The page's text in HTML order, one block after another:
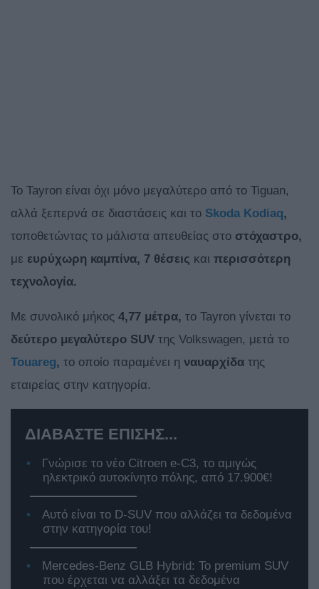
To Tayron είναι όχι μόνο μεγαλύτερο από το Tiguan,
αλλά ξεπερνά σε διαστάσεις και το Skoda Kodiaq,
τοποθετώντας το μάλιστα απευθείας στο στόχαστρο,
με ευρύχωρη καμπίνα, 7 θέσεις και περισσότερη
τεχνολογία.
Με συνολικό μήκος 4,77 μέτρα, το Tayron γίνεται το
δεύτερο μεγαλύτερο SUV της Volkswagen, μετά το
Touareg, το οποίο παραμένει η ναυαρχίδα της
εταιρείας στην κατηγορία.
ΔΙΑΒΑΣΤΕ ΕΠΙΣΗΣ...
Γνώρισε το νέο Citroen e-C3, το αμιγώς
ηλεκτρικό αυτοκίνητο πόλης, από 17.900€!
Αυτό είναι το D-SUV που αλλάζει τα δεδομένα
στην κατηγορία του!
Mercedes-Benz GLB Hybrid: Το premium SUV
που έρχεται να αλλάξει τα δεδομένα